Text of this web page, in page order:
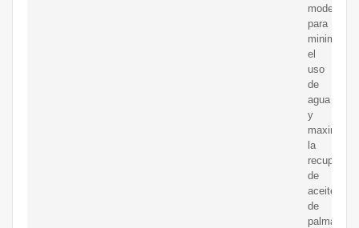
moderno
para
minimizar
el
uso
de
agua
y
maximizar
la
de
aceite
de
palma